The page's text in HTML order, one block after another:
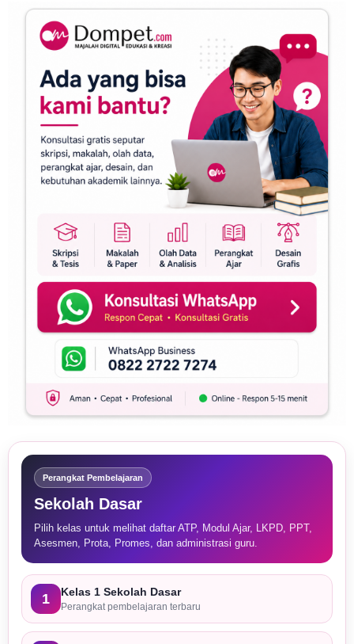
Perangkat Pembelajaran
Sekolah Dasar
Pilih kelas untuk melihat daftar ATP, Modul Ajar, LKPD, PPT,
Asesmen, Prota, Promes, dan administrasi guru.
1 Kelas 1 Sekolah Dasar
Perangkat pembelajaran terbaru